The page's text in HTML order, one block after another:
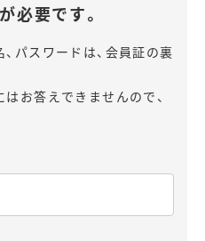
必要です。
パスワードは、会員証の裏
お答えできませんので、